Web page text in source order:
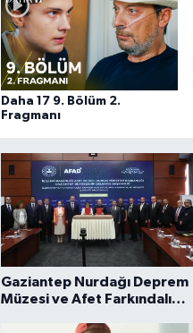
Daha 17 9. Bölüm 2.
Fragmanı
Gaziantep Nurdağı Deprem
Müzesi ve Afet Farkındalık